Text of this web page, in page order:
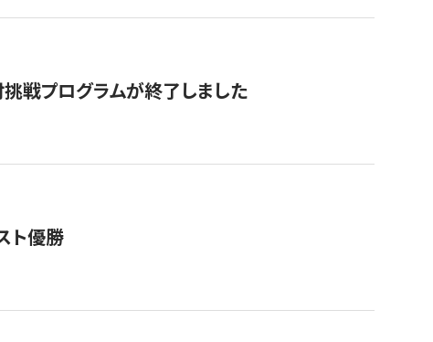
戦プログラムが終了しました
ト優勝